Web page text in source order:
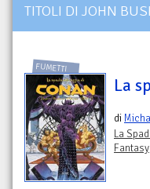
TITOLI DI JOHN
FUMETTI
La
di
La
Fantasy